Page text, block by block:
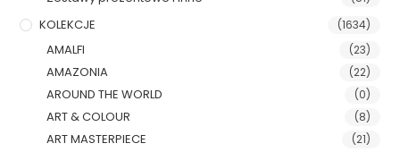
KOLEKCJE (1634)
AMALFI (23)
AMAZONIA (22)
AROUND THE WORLD (0)
ART & COLOUR (8)
ART MASTERPIECE (21)